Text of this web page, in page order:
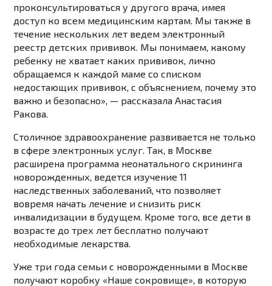
проконсультироваться у другого врача, имея
доступ ко всем медицинским картам. Мы также в
течение нескольких лет ведем электронный
реестр детских прививок. Мы понимаем, какому
ребенку не хватает каких прививок, лично
обращаемся к каждой маме со списком
недостающих прививок, с объяснением, почему это
важно и безопасно», — рассказала Анастасия
Ракова.
Столичное здравоохранение развивается не только
в сфере электронных услуг. Так, в Москве
расширена программа неонатального скрининга
новорожденных, ведется изучение 11
наследственных заболеваний, что позволяет
вовремя начать лечение и снизить риск
инвалидизации в будущем. Кроме того, все дети в
возрасте до трех лет бесплатно получают
необходимые лекарства.
Уже три года семьи с новорожденными в Москве
получают коробку «Наше сокровище», в которую